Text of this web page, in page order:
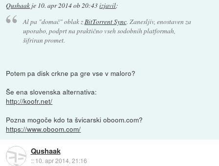
Qushaak je 10. apr 2014 ob 20:43izjavil:
Al pa "domač" oblak zBitTorrent Sync. Zanesljiv, enostaven za
uporabo, podprt na praktično vseh sodobnih platformah,
šifriran promet.
Potem pa disk crkne pa gre vse v maloro?
Še ena slovenska alternativa:
http://koofr.net/
Pozna mogoče kdo ta švicarski oboom.com?
https://www.oboom.com/
Qushaak
:: 10. apr 2014, 21:16